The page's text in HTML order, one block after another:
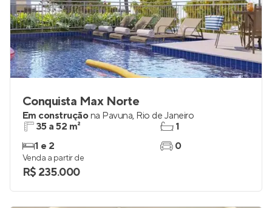
Conquista Max Norte
Em construçãona Pavuna, Rio de Janeiro
35 a 52 m²
1 e 2
1
0
Venda a partir de
R$ 235.000